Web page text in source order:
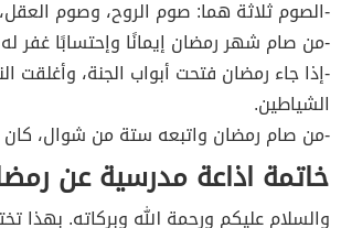
-الصوم ثلاثة هما: صوم الروح، وصوم
-من صام شهر رمضان إيمانًا وإحتسابًا غفر
-إذا جاء رمضان فتحت أبواب الجنة، وأغلقت
الشياطين.
-من صام رمضان واتبعه ستة من شوال، كان
خاتمة اذاعة مدرسية عن
والسلام عليكم ورحمة الله وبركاته. بهذا